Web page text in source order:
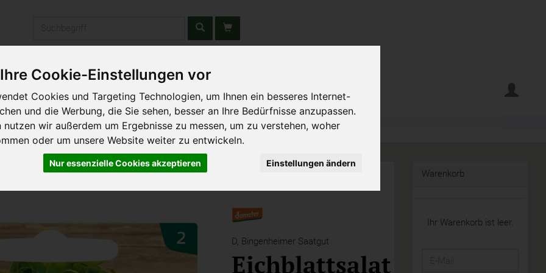
Cookie-Einstellungen vor
Cookies und Targeting Technologien, um Ihnen ein besseres Internet-
und die Werbung, die Sie sehen, besser an Ihre Bedürfnisse anzupassen.
nutzen wir außerdem um Ergebnisse zu messen, um zu verstehen, woher
oder um unsere Website weiter zu entwickeln.
Nur essenzielle Cookies akzeptieren Einstellungen ändern
& Schulen Liefergebiet Wochenmarkt
D, Bingenheimer Saatgut
Eichblattsalat
Warenkorb
Ihr Warenkorb ist leer.